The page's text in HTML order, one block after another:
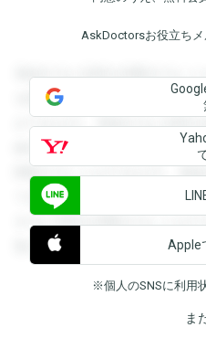
AskDoctorsお役立ち
登録すると回答を閲覧するこ
を閲覧することができます。
ができます。登録すると回答
録すると回答を閲覧すること
閲覧することができます。登
できます。登録すると回答を
すると回答を閲覧することが
覧することができます。
Apple
※個人のSNSに利用
ま